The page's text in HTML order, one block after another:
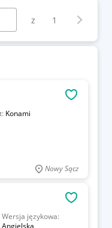
z 1
Konami
Nowy Sącz
Wersja językowa:
Angielska